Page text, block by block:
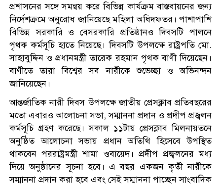
প্রশাসনের সঙ্গে সমন্বয় করে বিভিন্ন কার্যক্রম বাস্তবায়নের জন্য
নির্দেশক্রমে অনুরোধ জানিয়েছে মহিলা অধিদফতর। পাশাপাশি
বিভিন্ন সরকারি ও বেসরকারি প্রতিষ্ঠানও দিবসটি পালনে
পৃথক কর্মসূচি হাতে নিয়েছে। দিবসটি উপলক্ষে রাষ্ট্রপতি মো.
সাহাবুদ্দিন ও প্রধানমন্ত্রী তারেক রহমান পৃথক বাণী দিয়েছেন।
বাণীতে তারা বিশ্বের সব নারীকে শুভেচ্ছা ও অভিনন্দন
জানিয়েছেন।
আন্তর্জাতিক নারী দিবস উপলক্ষে জাতীয় প্রেসক্লাব প্রতিবছরের
মতো এবারও আলোচনা সভা, সম্মাননা প্রদান ও প্রদীপ প্রজ্বলন
কর্মসূচি গ্রহণ করেছে। সকাল ১১টায় প্রেসক্লাব মিলনায়তনে
অনুষ্ঠিত আলোচনা সভায় প্রধান অতিথি হিসেবে উপস্থিত
থাকবেন পররাষ্ট্রমন্ত্রী শামা ওবায়েদ। প্রদীপ প্রজ্বলনের মধ্য
দিয়ে অনুষ্ঠানের সূচনা হবে। এ বছর একজন কৃতী নারীকে
সম্মাননা প্রদান করা হবে এবং সেই সম্মাননা পাচ্ছেন সাংবাদিক